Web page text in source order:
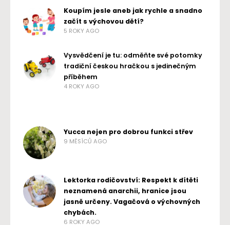
Koupím jesle aneb jak rychle a snadno
začít s výchovou dětí?
5 ROKY AGO
Vysvědčení je tu: odměňte své potomky
tradiční českou hračkou s jedinečným
příběhem
4 ROKY AGO
Yucca nejen pro dobrou funkci střev
9 MĚSÍCŮ AGO
Lektorka rodičovství: Respekt k dítěti
neznamená anarchii, hranice jsou
jasně určeny. Vagačová o výchovných
chybách.
6 ROKY AGO